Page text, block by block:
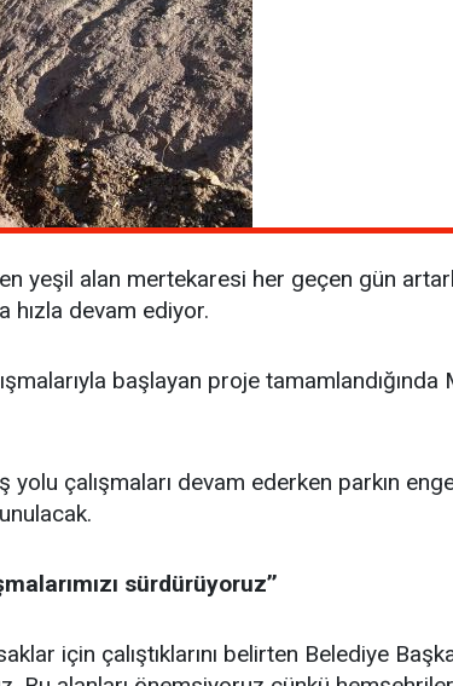
yeşil alan mertekaresi her geçen gün
hızla devam ediyor.
başlayan proje
çalışmaları devam ederken parkın
sürdürüyoruz’’
için çalıştıklarını belirten Belediye